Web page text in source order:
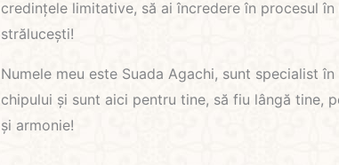
credințele limitative, să ai încredere în procesul
strălucești!
Numele meu este Suada Agachi, sunt specialist
chipului și sunt aici pentru tine, să fiu lângă tine,
și armonie!